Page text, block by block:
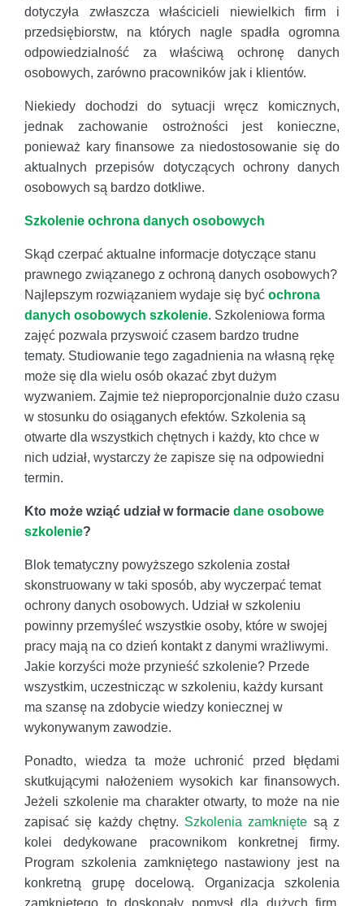
dotyczyła zwłaszcza właścicieli niewielkich firm i
przedsiębiorstw, na których nagle spadła ogromna
odpowiedzialność za właściwą ochronę danych
osobowych, zarówno pracowników jak i klientów.
Niekiedy dochodzi do sytuacji wręcz komicznych,
jednak zachowanie ostrożności jest konieczne,
ponieważ kary finansowe za niedostosowanie się do
aktualnych przepisów dotyczących ochrony danych
osobowych są bardzo dotkliwe.
Szkolenie ochrona danych osobowych
Skąd czerpać aktualne informacje dotyczące stanu
prawnego związanego z ochroną danych osobowych?
Najlepszym rozwiązaniem wydaje się być ochrona
danych osobowych szkolenie. Szkoleniowa forma
zajęć pozwala przyswoić czasem bardzo trudne
tematy. Studiowanie tego zagadnienia na własną rękę
może się dla wielu osób okazać zbyt dużym
wyzwaniem. Zajmie też nieproporcjonalnie dużo czasu
w stosunku do osiąganych efektów. Szkolenia są
otwarte dla wszystkich chętnych i każdy, kto chce w
nich udział, wystarczy że zapisze się na odpowiedni
termin.
Kto może wziąć udział w formacie dane osobowe
szkolenie?
Blok tematyczny powyższego szkolenia został
skonstruowany w taki sposób, aby wyczerpać temat
ochrony danych osobowych. Udział w szkoleniu
powinny przemyśleć wszystkie osoby, które w swojej
pracy mają na co dzień kontakt z danymi wrażliwymi.
Jakie korzyści może przynieść szkolenie? Przede
wszystkim, uczestnicząc w szkoleniu, każdy kursant
ma szansę na zdobycie wiedzy koniecznej w
wykonywanym zawodzie.
Ponadto, wiedza ta może uchronić przed błędami
skutkującymi nałożeniem wysokich kar finansowych.
Jeżeli szkolenie ma charakter otwarty, to może na nie
zapisać się każdy chętny. Szkolenia zamknięte są z
kolei dedykowane pracownikom konkretnej firmy.
Program szkolenia zamkniętego nastawiony jest na
konkretną grupę docelową. Organizacja szkolenia